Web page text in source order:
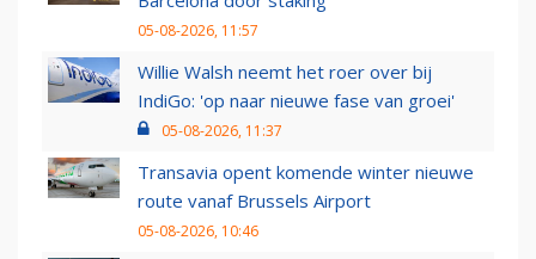
05-08-2026, 11:57
Willie Walsh neemt het roer over bij
IndiGo: 'op naar nieuwe fase van groei'
05-08-2026, 11:37
Transavia opent komende winter nieuwe
route vanaf Brussels Airport
05-08-2026, 10:46